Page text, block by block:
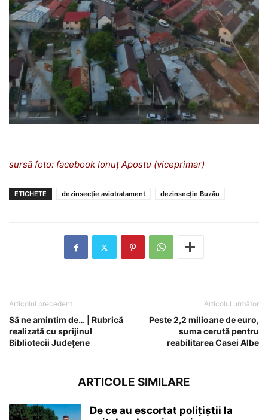
sursă foto: facebook Ionuț Apostu (viceprimar)
ETICHETE dezinsecție aviotratament dezinsecție Buzău
Articolul precedent
Să ne amintim de… | Rubrică
realizată cu sprijinul
Bibliotecii Județene
Articolul următor
Peste 2,2 milioane de euro,
suma cerută pentru
reabilitarea Casei Albe
ARTICOLE SIMILARE
De ce au escortat polițiștii la